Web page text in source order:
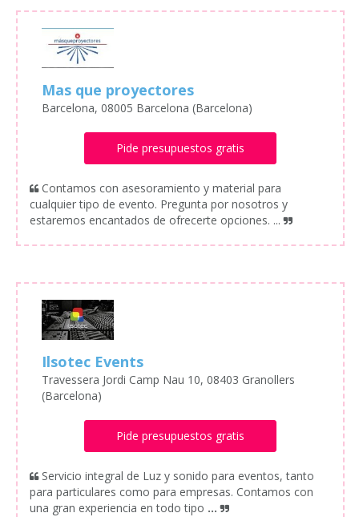
Mas que proyectores
Barcelona, 08005 Barcelona (Barcelona)
Pide presupuestos gratis
Contamos con asesoramiento y material para
cualquier tipo de evento. Pregunta por nosotros y
estaremos encantados de ofrecerte opciones. ...
Ilsotec Events
Travessera Jordi Camp Nau 10, 08403 Granollers
(Barcelona)
Pide presupuestos gratis
Servicio integral de Luz y sonido para eventos, tanto
para particulares como para empresas. Contamos con
una gran experiencia en todo tipo ...